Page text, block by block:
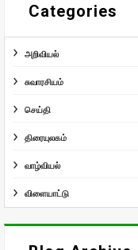
Categories
அறிவியல்
சுவாரசியம்
செய்தி
திரையுலகம்
வாழ்வியல்
விளையாட்டு